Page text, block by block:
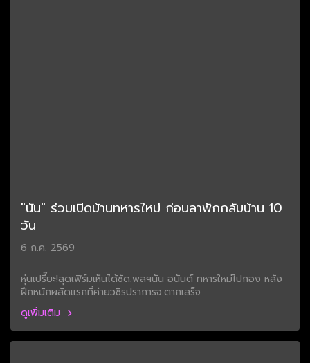
"นัน" ร่วมเปิดบ้านทหารใหม่ ก่อนลาพักกลับบ้าน 10
วัน
6 ก.ค. 2569
หุ่นเปรี๊ยะ!สุดเฟิร์มเห็นได้ชัด.พลฯนัน อนันต์ ทหารใหม่ไปกอง หลัง
ฝึกหนักผลัดแรกที่ค่ายวชิรปราการจ.ตากเสร็จ
ดูเพิ่มเติม